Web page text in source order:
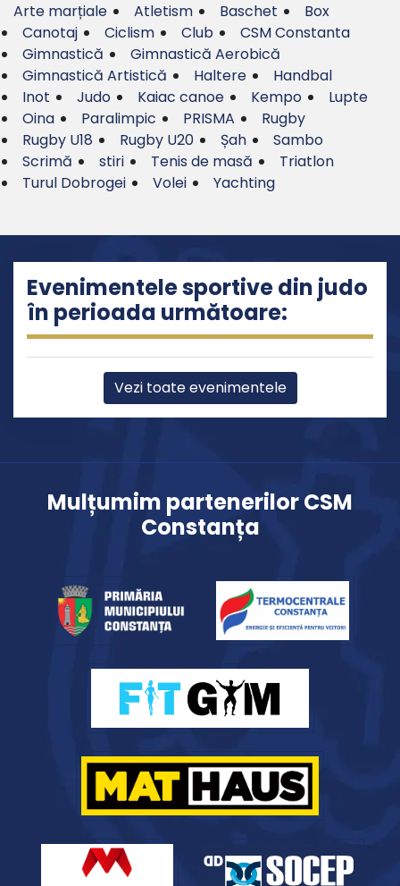
Arte marțiale
Atletism Baschet
Box
Canotaj
Ciclism Club
CSM Constanta
Gimnastică
Gimnastică Aerobică
Gimnastică Artistică
Haltere
Handbal
Inot
Judo Kaiac canoe Kempo
Lupte
Oina
Paralimpic PRISMA
Rugby
Rugby U18
Rugby U20 Șah
Sambo
Scrimă
stiri Tenis de masă
Triatlon
Turul Dobrogei
Volei Yachting
Evenimentele sportive din judo
în perioada următoare:
Vezi toate evenimentele
Mulțumim partenerilor CSM
Constanța